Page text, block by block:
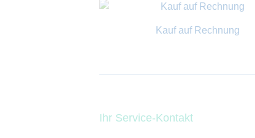
Kauf auf Rechnung
Ihr Service-Kontakt